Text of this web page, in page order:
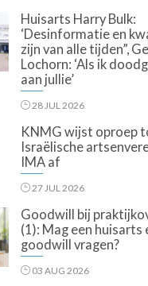
Huisarts Harry Bulk:
‘Desinformatie en
zijn van alle tijden”,
Lochorn: ‘Als ik
aan jullie’
28 JUL 2026
KNMG wijst oproep
Israëlische
IMA af
27 JUL 2026
Goodwill bij
(1): Mag een huisarts
goodwill vragen?
03 AUG 2026